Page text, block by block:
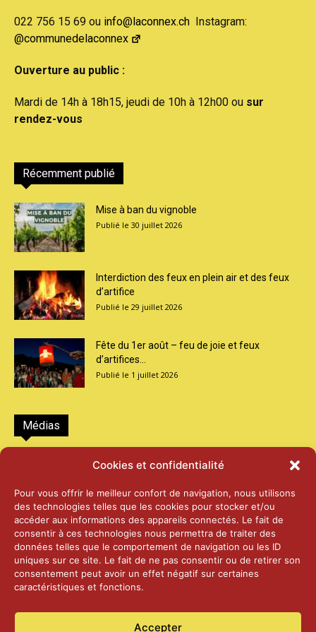
Cookies et confidentialité
Pour vous offrir le meilleur confort de navigation, nous utilisons
des technologies telles que les cookies pour stocker et/ou
accéder aux informations des appareils connectés. Le fait de
consentir à ces technologies nous permettra de traiter des
données telles que le comportement de navigation ou les ID
uniques sur ce site. Le fait de ne pas consentir ou de retirer son
consentement peut avoir un effet négatif sur certaines
caractéristiques et fonctions.
Accepter
022 756 15 69 ou info@laconnex.ch Instagram:
@communedelaconnex
Ouverture au public :
Mardi de 14h à 18h15, jeudi de 10h à 12h00 ou sur
rendez-vous
Récemment publié
Mise à ban du vignoble
30 juillet 2026
Interdiction des feux en plein air et des feux
d’artifice
29 juillet 2026
Fête du 1er août – feu de joie et feux
d’artifices...
1 juillet 2026
Médias
2026 – Laiterie d’Orsières et Abbaye de St-
25 juin 2026
2025 – Palais Fédéral – Berne
25 juin 2026
14 janvier 2025